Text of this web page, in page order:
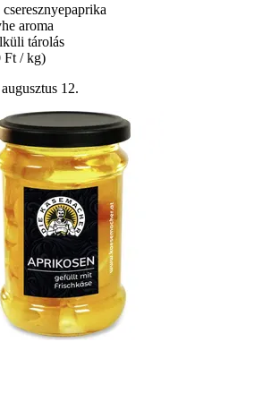
aroma
tárolás
Ft / kg)
12.